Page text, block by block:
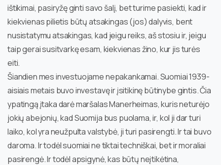
ištikimai, pasiryžę ginti savo šalį, bet turime pasiekti, kad ir
kiekvienas pilietis būtų atsakingas (jos) dalyvis, bent
nusistatymu atsakingas, kad jeigu reiks, aš stosiu ir, jeigu
taip gerai susitvarkę esam, kiekvienas žino, kur jis turės
eiti.
Šiandien mes investuojame nepakankamai. Suomiai 1939-
aisiais metais buvo investavę ir įsitikinę būtinybe gintis. Čia
ypatingą įtaka darė maršalas Manerheimas, kuris neturėjo
jokių abejonių, kad Suomija bus puolama, ir, kol ji dar turi
laiko, kol yra neužpulta valstybė, ji turi pasirengti. Ir tai buvo
daroma. Ir todėl suomiai ne tiktai techniškai, bet ir moraliai
pasirengė. Ir todėl apsigynė, kas būtų neįtikėtina,